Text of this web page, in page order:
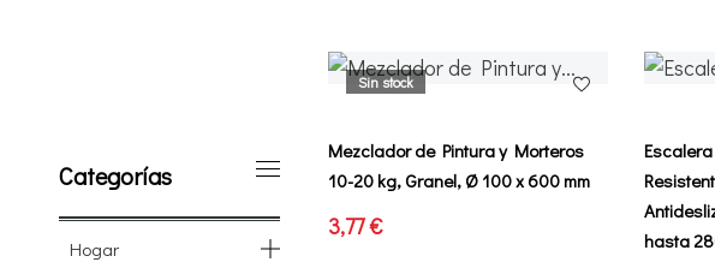
Categorías
Hogar
Mezclador de Pintura y Morteros
10-20 kg, Granel, Ø 100 x 600 mm
3,77 €
Sin stock
hasta